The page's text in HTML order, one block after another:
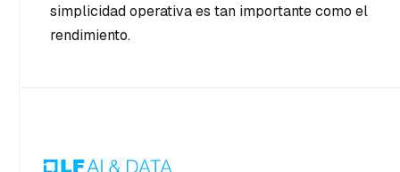
simplicidad operativa es tan importante como el
rendimiento.